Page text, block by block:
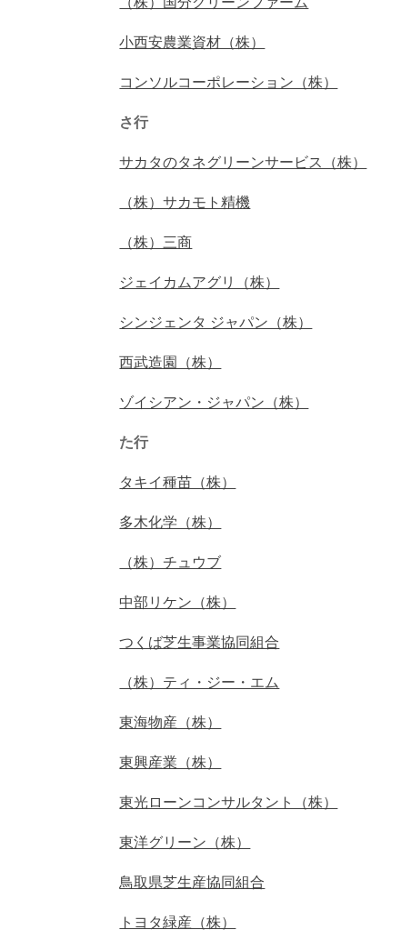
小西安農業資材（株）
コンソルコーポレーション（株）
さ行
サカタのタネグリーンサービス（株）
（株）サカモト精機
（株）三商
ジェイカムアグリ（株）
シンジェンタ ジャパン（株）
西武造園（株）
ゾイシアン・ジャパン（株）
た行
タキイ種苗（株）
多木化学（株）
（株）チュウブ
中部リケン（株）
つくば芝生事業協同組合
（株）ティ・ジー・エム
東海物産（株）
東興産業（株）
東光ローンコンサルタント（株）
東洋グリーン（株）
鳥取県芝生産協同組合
トヨタ緑産（株）